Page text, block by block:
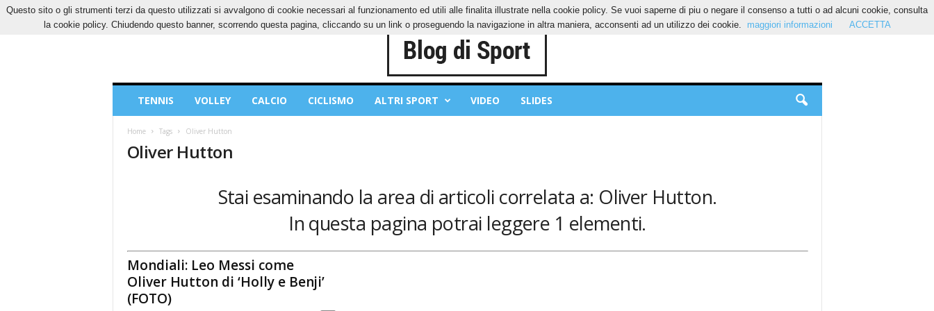
SABATO, 8 AGOSTO 2026 CONTATTI COOKIES PRIVACY POLICY
Sport
TENNIS VOLLEY CALCIO CICLISMO ALTRI SPORT VIDEO SLIDES
Home Tags Oliver Hutton
Oliver Hutton
Stai esaminando la area di articoli correlata a: Oliver Hutton.
In questa pagina potrai leggere 1 elementi.
Mondiali: Leo Messi come
Oliver Hutton di ‘Holly e Benji’
(FOTO)
Questo sito o gli strumenti terzi da questo utilizzati si avvalgono di cookie necessari al funzionamento ed utili alle finalita illustrate nella cookie policy. Se vuoi saperne di piu o negare il consenso a tutti o ad alcuni cookie, consulta
la cookie policy. Chiudendo questo banner, scorrendo questa pagina, cliccando su un link o proseguendo la navigazione in altra maniera, acconsenti ad un utilizzo dei cookie.
maggiori informazioni ACCETTA